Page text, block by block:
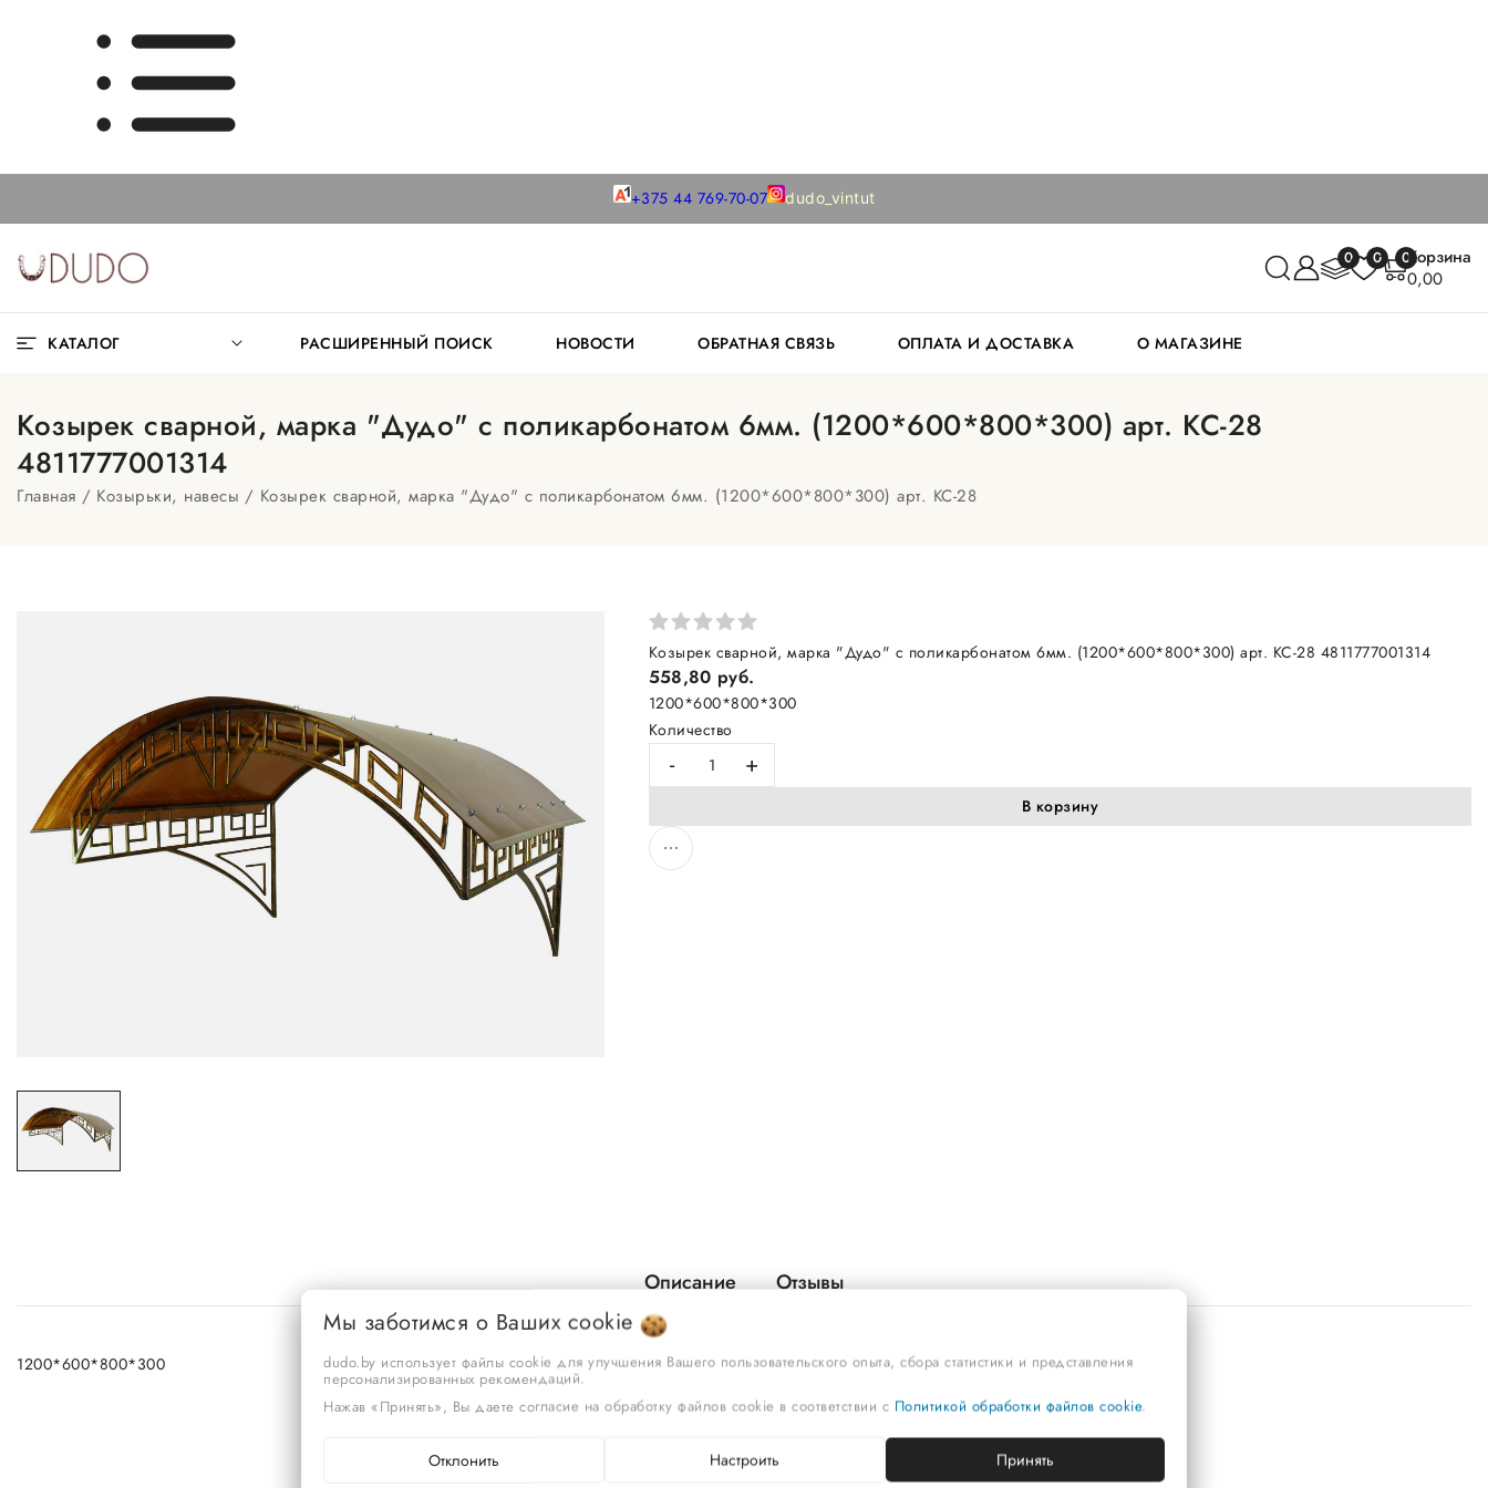
+375 44 769-70-07 dudo_vintut
0 0 0Корзина
0,00
КАТАЛОГ РАСШИРЕННЫЙ ПОИСК НОВОСТИ ОБРАТНАЯ СВЯЗЬ ОПЛАТА И ДОСТАВКА О МАГАЗИНЕ
Козырек сварной, марка "Дудо" с поликарбонатом 6мм. (1200*600*800*300) арт. КС-28
4811777001314
Главная Козырьки, навесы Козырек сварной, марка "Дудо" с поликарбонатом 6мм. (1200*600*800*300) арт. КС-28
Козырек сварной, марка "Дудо" с поликарбонатом 6мм. (1200*600*800*300) арт. КС-28 4811777001314
558,80 руб.
1200*600*800*300
Количество
- +
В корзину
Описание Отзывы
1200*600*800*300
Мы заботимся о Ваших cookie
dudo.by использует файлы cookie для улучшения Вашего пользовательского опыта, сбора статистики и представления
персонализированных рекомендаций.
Нажав «Принять», Вы даете согласие на обработку файлов cookie в соответствии с Политикой обработки файлов cookie.
Отклонить Настроить Принять